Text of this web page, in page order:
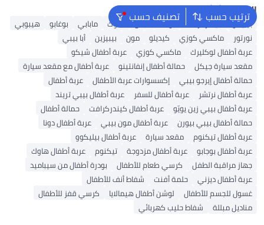
ترتيب حسب تصنيف حسب البحث الشائع
بيليكو كيندركرافت بوكلا ماس هاوك مابابي بوغابو
هيبوبي
نورتور
ماكسي كوزي كيديلو مون بيبيزين
أبا بيبي
عربة أطفال لوكليرك
ماكسي كوزي
عربة أطفال شيكو
مقعد سيارة جيكل
حمالة أطفال إنفانتينو
عربة أطفال مع مقعد سيارة
حمالة أطفال إيرجو بيبي
إكسسوارات عربة الأطفال
عربة أطفال
عربة أطفال نرتشر
عربة أطفال للسفر
عربة أطفال بيبي تريند
عربة أطفال بيبي زين يويّو
عربة أطفال كيندركرافت
حمالة أطفال
حمالة أطفال بيبي بيورن
عربة أطفال مون بيبي
عربة أطفال دونا
عربة أطفال تيكنوم
مقعد سيارة
عربة أطفال بيليكوو
عربة أطفال بوجابو
عربة أطفال مزدوجة تيكنوم
عربة أطفال هاوك
جهاز مراقبة الطفل
كرسي طعام للأطفال
بودرة أطفال من سيباميد
عربة أطفال ديزني
حلمة أفنت
شفاط أنف للأطفال
غسول للجسم للأطفال
لوشن أطفال هيمالايا
كرسي قفز للأطفال
مناديل مبللة
شفاط حليب كهربائي